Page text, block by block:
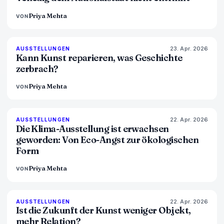
VONPriya Mehta
79% 56
AUSSTELLUNGEN 23. Apr. 2026
Kann Kunst reparieren, was Geschichte
zerbrach?
VONPriya Mehta
74% 44
AUSSTELLUNGEN 22. Apr. 2026
Die Klima-Ausstellung ist erwachsen
geworden: Von Eco-Angst zur ökologischen
Form
VONPriya Mehta
80% 117
AUSSTELLUNGEN 22. Apr. 2026
Ist die Zukunft der Kunst weniger Objekt,
mehr Relation?